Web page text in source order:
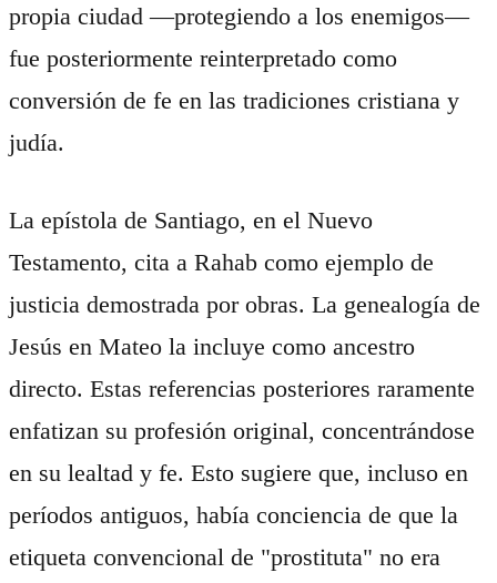
propia ciudad —protegiendo a los enemigos—
fue posteriormente reinterpretado como
conversión de fe en las tradiciones cristiana y
judía.
La epístola de Santiago, en el Nuevo
Testamento, cita a Rahab como ejemplo de
justicia demostrada por obras. La genealogía de
Jesús en Mateo la incluye como ancestro
directo. Estas referencias posteriores raramente
enfatizan su profesión original, concentrándose
en su lealtad y fe. Esto sugiere que, incluso en
períodos antiguos, había conciencia de que la
etiqueta convencional de "prostituta" no era